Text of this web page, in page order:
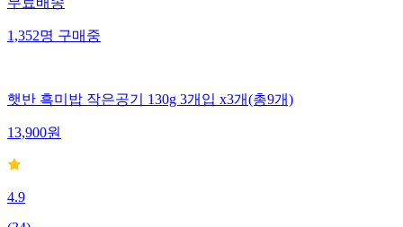
무료배송
1,352명구매중
햇반 흑미밥 작은공기 130g 3개입 x3개(총9개)
13,900원
4.9